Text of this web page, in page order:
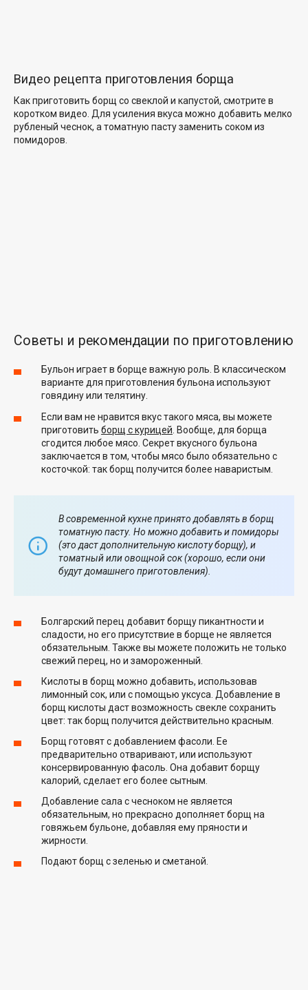
Видео рецепта приготовления борща
Как приготовить борщ со свеклой и капустой, смотрите в
коротком видео. Для усиления вкуса можно добавить мелко
рубленый чеснок, а томатную пасту заменить соком из
помидоров.
Советы и рекомендации по приготовлению
Бульон играет в борще важную роль. В классическом
варианте для приготовления бульона используют
говядину или телятину.
Если вам не нравится вкус такого мяса, вы можете
приготовить борщ с курицей . Вообще, для борща
сгодится любое мясо. Секрет вкусного бульона
заключается в том, чтобы мясо было обязательно с
косточкой: так борщ получится более наваристым.
В современной кухне принято добавлять в борщ
томатную пасту. Но можно добавить и помидоры
(это даст дополнительную кислоту борщу), и
томатный или овощной сок (хорошо, если они
будут домашнего приготовления).
Болгарский перец добавит борщу пикантности и
сладости, но его присутствие в борще не является
обязательным. Также вы можете положить не только
свежий перец, но и замороженный.
Кислоты в борщ можно добавить, использовав
лимонный сок, или с помощью уксуса. Добавление в
борщ кислоты даст возможность свекле сохранить
цвет: так борщ получится действительно красным.
Борщ готовят с добавлением фасоли. Ее
предварительно отваривают, или используют
консервированную фасоль. Она добавит борщу
калорий, сделает его более сытным.
Добавление сала с чесноком не является
обязательным, но прекрасно дополняет борщ на
говяжьем бульоне, добавляя ему пряности и
жирности.
Подают борщ с зеленью и сметаной.